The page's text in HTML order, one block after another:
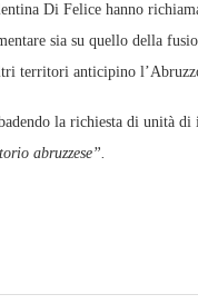
Di Felice hanno
sia su quello della
territori anticipino
la richiesta di unità di
abruzzese”.